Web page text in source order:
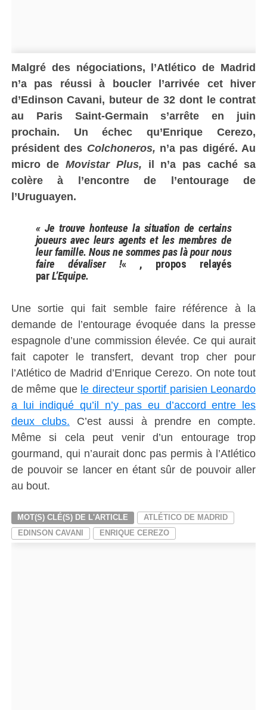
Malgré des négociations, l’Atlético de Madrid
n’a pas réussi à boucler l’arrivée cet hiver
d’Edinson Cavani, buteur de 32 dont le contrat
au Paris Saint-Germain s’arrête en juin
prochain. Un échec qu’Enrique Cerezo,
président des Colchoneros, n’a pas digéré. Au
micro deMovistar Plus, il n’a pas caché sa
colère à l’encontre de l’entourage de
l’Uruguayen.
« Je trouve honteuse la situation de certains
joueurs avec leurs agents et les membres de
leur famille. Nous ne sommes pas là pour nous
faire dévaliser !« , propos relayés
parL’Equipe.
Une sortie qui fait semble faire référence à la
demande de l’entourage évoquée dans la presse
espagnole d’une commission élevée. Ce qui aurait
fait capoter le transfert, devant trop cher pour
l’Atlético de Madrid d’Enrique Cerezo. On note tout
de même que le directeur sportif parisien Leonardo
a lui indiqué qu’il n’y pas eu d’accord entre les
deux clubs. C’est aussi à prendre en compte.
Même si cela peut venir d’un entourage trop
gourmand, qui n’aurait donc pas permis à l’Atlético
de pouvoir se lancer en étant sûr de pouvoir aller
au bout.
MOT(S) CLÉ(S) DE L'ARTICLE
ATLÉTICO DE MADRID
EDINSON CAVANI
ENRIQUE CEREZO